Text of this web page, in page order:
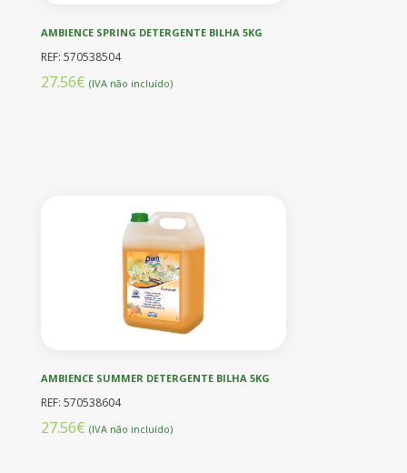
AMBIENCE SPRING DETERGENTE BILHA 5KG
REF: 570538504
27.56€ (IVA não incluído)
AMBIENCE SUMMER DETERGENTE BILHA 5KG
REF: 570538604
27.56€ (IVA não incluído)